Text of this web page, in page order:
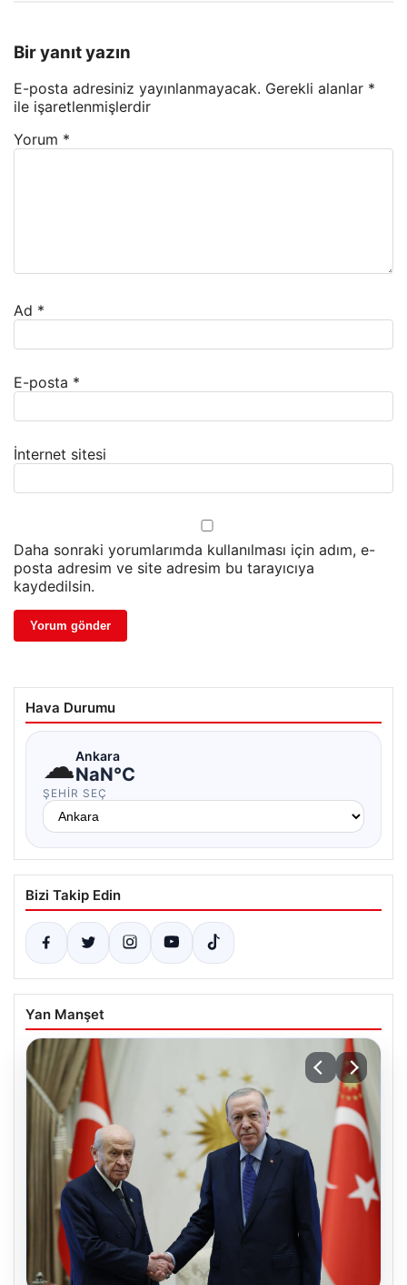
Bir yanıt yazın
E-posta adresiniz yayınlanmayacak. Gerekli alanlar *
ile işaretlenmişlerdir
Yorum *
Ad *
E-posta *
İnternet sitesi
Daha sonraki yorumlarımda kullanılması için adım, e-
posta adresim ve site adresim bu tarayıcıya
kaydedilsin.
Hava Durumu
☁Ankara
NaN°C
ŞEHIR SEÇ
Bizi Takip Edin
Yan Manşet